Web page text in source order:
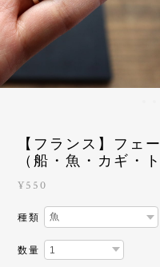
【フランス】フェ
（船・魚・カギ・
¥550
種類
数量